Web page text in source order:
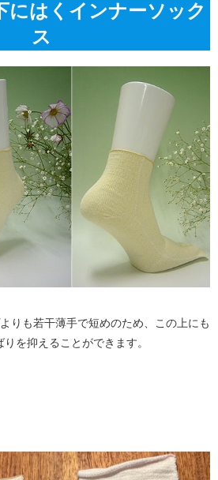
にはくインナーソック
ス
りも若干薄手で短めのため、この上にも
を抑えることができます。